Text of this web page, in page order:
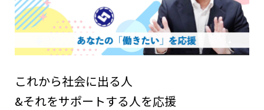
これから社会に出る人
&それをサポートする人を応援